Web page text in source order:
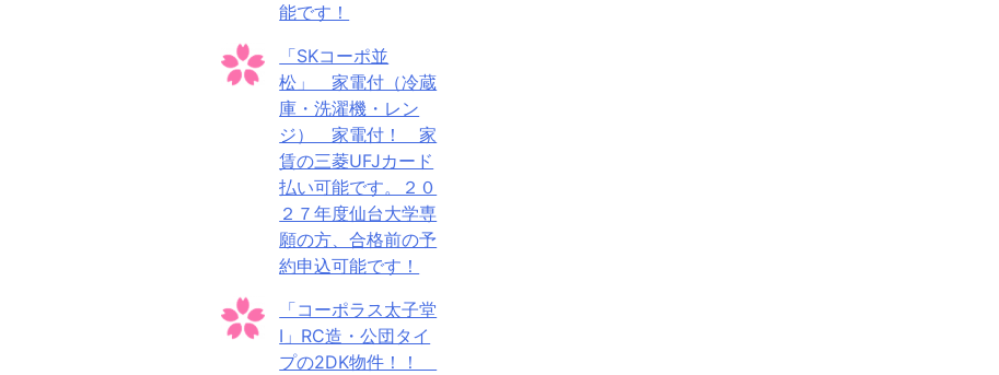
能です！
「SKコーポ並
松」 家電付（冷蔵
庫・洗濯機・レン
ジ） 家電付！ 家
賃の三菱UFJカード
払い可能です。２０
２７年度仙台大学専
願の方、合格前の予
約申込可能です！
「コーポラス太子堂
Ⅰ」RC造・公団タイ
プの2DK物件！！